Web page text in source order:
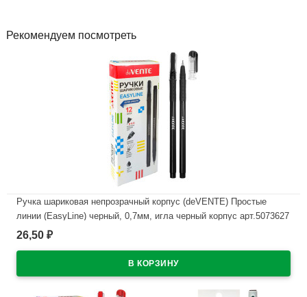
Рекомендуем посмотреть
Ручка шариковая непрозрачный корпус (deVENTE) Простые
линии (EasyLine) черный, 0,7мм, игла черный корпус арт.5073627
В наличии
26,50 ₽